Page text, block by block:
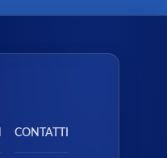
CONTATTI